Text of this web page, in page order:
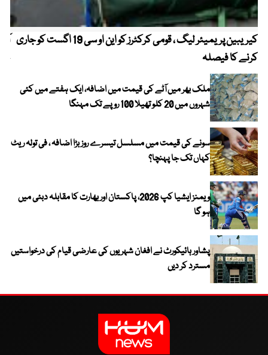
کیریبین پریمیئر لیگ ، قومی کرکٹرز کو این او سی 19 اگست کو جاری
کرنے کا فیصلہ
ملک بھر میں آٹے کی قیمت میں اضافہ، ایک ہفتے میں کئی
شہروں میں 20 کلو تھیلا 100 روپے تک مہنگا
سونے کی قیمت میں مسلسل تیسرے روز بڑا اضافہ ، فی تولہ ریٹ
کہاں تک جا پہنچا؟
ویمنز ایشیا کپ 2026، پاکستان اور بھارت کا مقابلہ دبئی میں
ہو گا
پشاور ہائیکورٹ نے افغان شہریوں کی عارضی قیام کی درخواستیں
مسترد کر دیں